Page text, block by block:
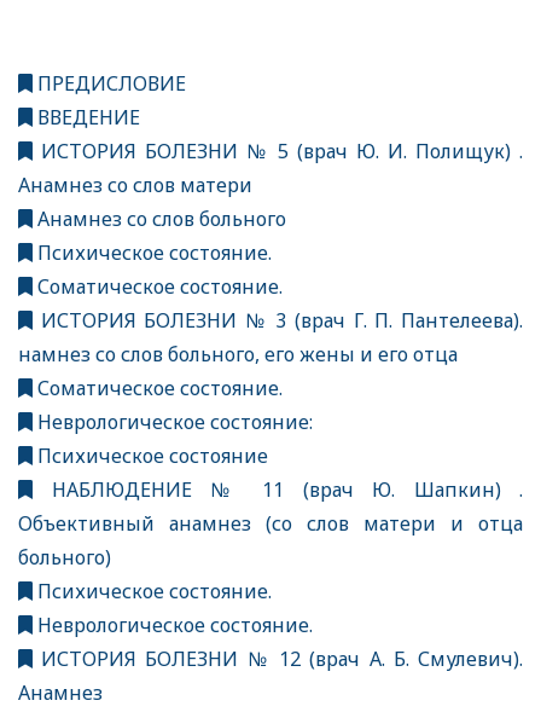
ПРЕДИСЛОВИЕ
ВВЕДЕНИЕ
ИСТОРИЯ БОЛЕЗНИ № 5 (врач Ю. И. Полищук) .
Анамнез со слов матери
Анамнез со слов больного
Психическое состояние.
Соматическое состояние.
ИСТОРИЯ БОЛЕЗНИ № 3 (врач Г. П. Пантелеева).
намнез со слов больного, его жены и его отца
Соматическое состояние.
Неврологическое состояние:
Психическое состояние
НАБЛЮДЕНИЕ № 11 (врач Ю. Шапкин) .
Объективный анамнез (со слов матери и отца
больного)
Психическое состояние.
Неврологическое состояние.
ИСТОРИЯ БОЛЕЗНИ № 12 (врач А. Б. Смулевич).
Анамнез